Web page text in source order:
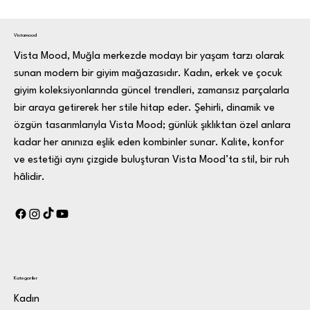
Vistamood
Vista Mood, Muğla merkezde modayı bir yaşam tarzı olarak
sunan modern bir giyim mağazasıdır. Kadın, erkek ve çocuk
giyim koleksiyonlarında güncel trendleri, zamansız parçalarla
bir araya getirerek her stile hitap eder. Şehirli, dinamik ve
özgün tasarımlarıyla Vista Mood; günlük şıklıktan özel anlara
kadar her anınıza eşlik eden kombinler sunar. Kalite, konfor
ve estetiği aynı çizgide buluşturan Vista Mood’ta stil, bir ruh
hâlidir.
Kategoriler
Kadın